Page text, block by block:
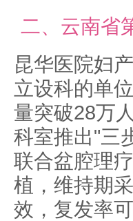
二、云南省
昆华医院妇
立设科的单
量突破28万
科室推出"三
联合盆腔理
植，维持期
效，复发率